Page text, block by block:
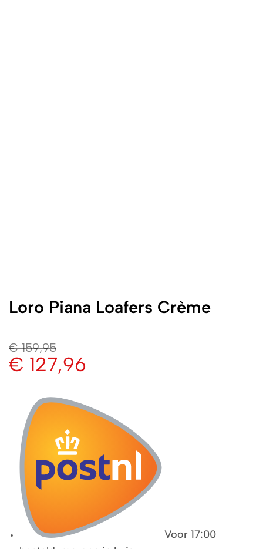
Loro Piana Loafers Crème
€159,95
€ 127,96
Voor 17:00